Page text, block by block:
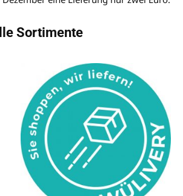
Sortimente